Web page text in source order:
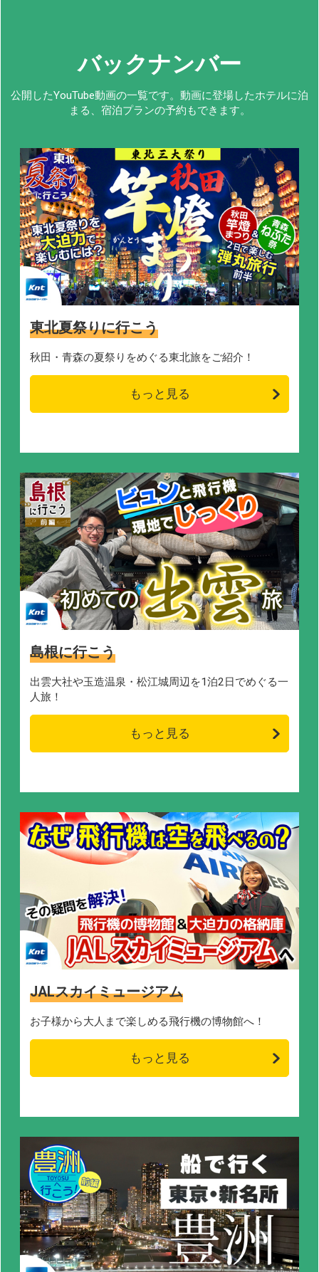
バックナンバー
公開したYouTube動画の一覧です。動画に登場したホテルに泊
まる、宿泊プランの予約もできます。
東北夏祭りに行こう
秋田・青森の夏祭りをめぐる東北旅をご紹介！
もっと見る
島根に行こう
出雲大社や玉造温泉・松江城周辺を1泊2日でめぐる一
人旅！
もっと見る
JALスカイミュージアム
お子様から大人まで楽しめる飛行機の博物館へ！
もっと見る